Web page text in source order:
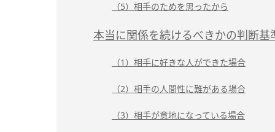
（5）相手のためを思ったから
本当に関係を続けるべきかの判断基
（1）相手に好きな人ができた場合
（2）相手の人間性に難がある場合
（3）相手が意地になっている場合